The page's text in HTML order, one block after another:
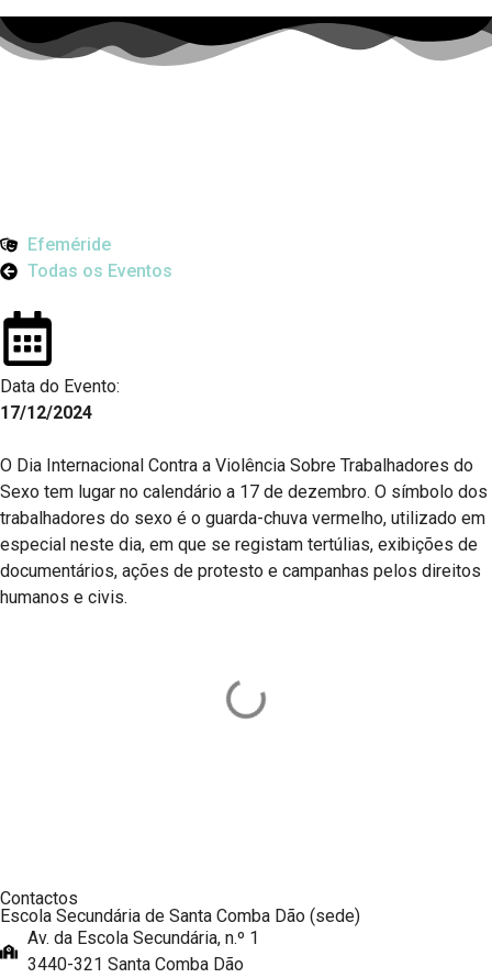
Efeméride
Todas os Eventos
Data do Evento:
17/12/2024
O Dia Internacional Contra a Violência Sobre Trabalhadores do
Sexo tem lugar no calendário a 17 de dezembro. O símbolo dos
trabalhadores do sexo é o guarda-chuva vermelho, utilizado em
especial neste dia, em que se registam tertúlias, exibições de
documentários, ações de protesto e campanhas pelos direitos
humanos e civis.
Contactos
Escola Secundária de Santa Comba Dão (sede)
Av. da Escola Secundária, n.º 1
3440-321 Santa Comba Dão